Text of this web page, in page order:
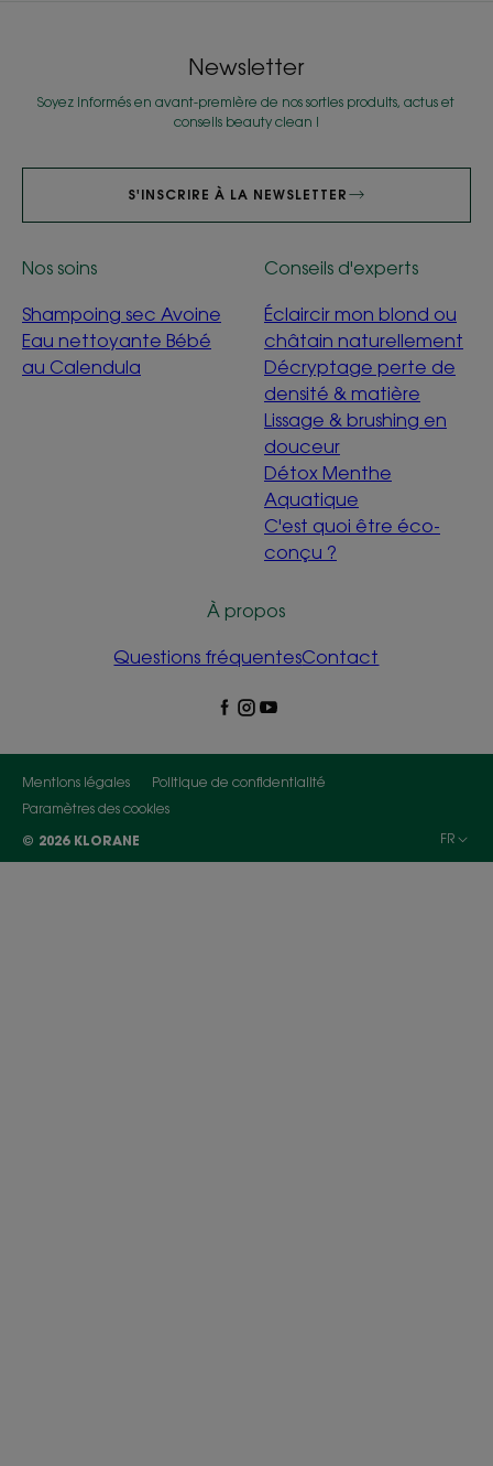
Newsletter
Soyez informés en avant-première de nos sorties produits, actus et
conseils beauty clean !
S'INSCRIRE À LA NEWSLETTER
Nos soins
Shampoing sec Avoine
Eau nettoyante Bébé
au Calendula
Conseils d'experts
Éclaircir mon blond ou
châtain naturellement
Décryptage perte de
densité & matière
Lissage & brushing en
douceur
Détox Menthe
Aquatique
C'est quoi être éco-
conçu ?
À propos
Questions fréquentesContact
Mentions légales
Politique de confidentialité
Paramètres des cookies
© 2026 KLORANE
FR